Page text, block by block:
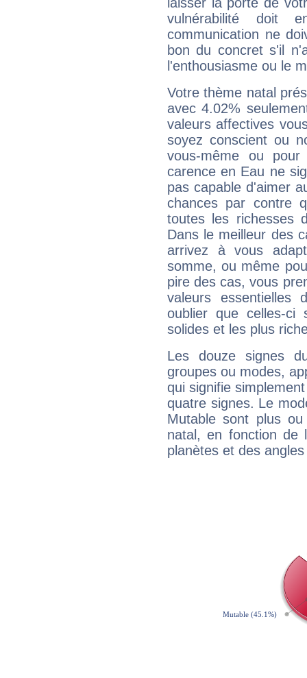
vulnérabilité doit
communication ne
bon du concret s'il
l'enthousiasme ou le
Votre thème natal
avec 4.02%
valeurs affectives
soyez conscient ou
vous-même ou
carence en Eau ne
pas capable d'aimer
chances par contre
toutes les richesses
Dans le meilleur des
arrivez à vous
somme, ou même
pire des cas, vous
valeurs
oublier que celles-
solides et les plus
Les douze signes
groupes ou modes,
qui signifie
quatre signes. Le
Mutable sont plus
natal, en fonction de
planètes et des